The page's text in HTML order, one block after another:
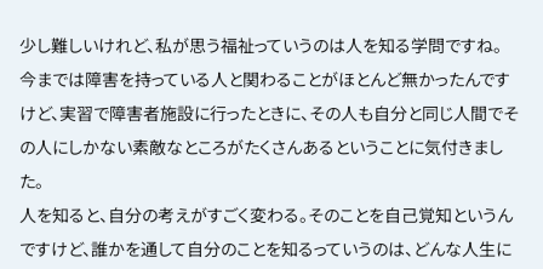
少し難しいけれど、私が思う福祉っていうのは人を知る学問ですね。
今までは障害を持っている人と関わることがほとんど無かったんです
けど、実習で障害者施設に行ったときに、その人も自分と同じ人間でそ
の人にしかない素敵なところがたくさんあるということに気付きまし
た。
人を知ると、自分の考えがすごく変わる。そのことを自己覚知というん
ですけど、誰かを通して自分のことを知るっていうのは、どんな人生に